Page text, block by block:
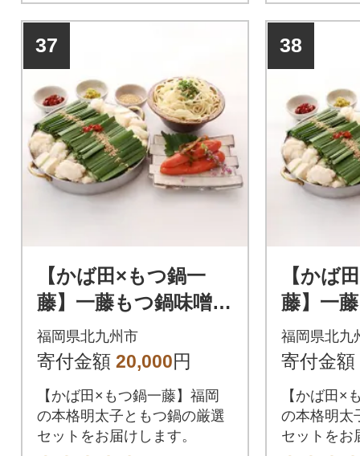
37
【かば田×もつ鍋一
藤】一藤もつ鍋味噌味
(2～3人前)とかば田の
昆布漬辛子明太子 K
福岡県北九州市
寄付金額 20,000円
【かば田×もつ鍋一藤】福岡
の本格明太子ともつ鍋の厳選
セットをお届けします。
38
【かば
藤】一
(2～3人
昆布漬
福岡県北九
寄付金額
【かば田×
の本格明太
セットをお